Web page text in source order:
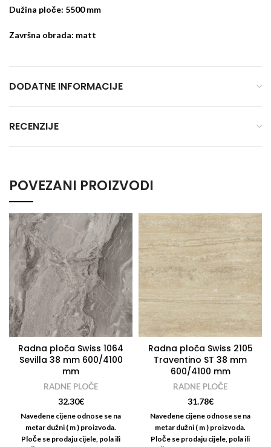
Dužina ploče: 5500 mm
Završna obrada: matt
DODATNE INFORMACIJE
RECENZIJE
POVEZANI PROIZVODI
Radna ploča Swiss 1064
Sevilla 38 mm 600/4100
mm
RADNE PLOČE
32.30€
Navedene cijene odnose se na
metar dužni ( m ) proizvoda.
Ploče se prodaju cijele, pola ili
Radna ploča Swiss 2105
Traventino ST 38 mm
600/4100 mm
RADNE PLOČE
31.78€
Navedene cijene odnose se na
metar dužni ( m ) proizvoda.
Ploče se prodaju cijele, pola ili